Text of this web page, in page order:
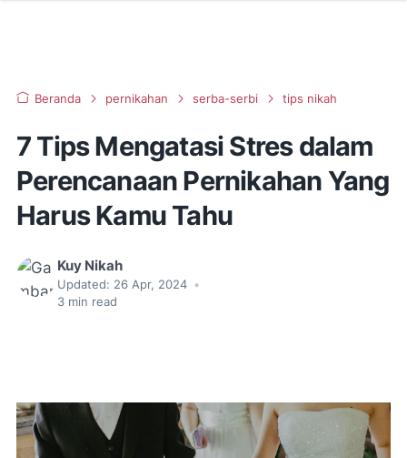
Beranda pernikahan serba-serbi tips nikah
7 Tips Mengatasi Stres dalam
Perencanaan Pernikahan Yang
Harus Kamu Tahu
Kuy Nikah
Updated: 26 Apr, 2024 •
3 min read